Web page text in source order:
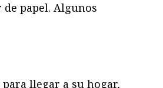
de papel. Algunos
llegar a su hogar,